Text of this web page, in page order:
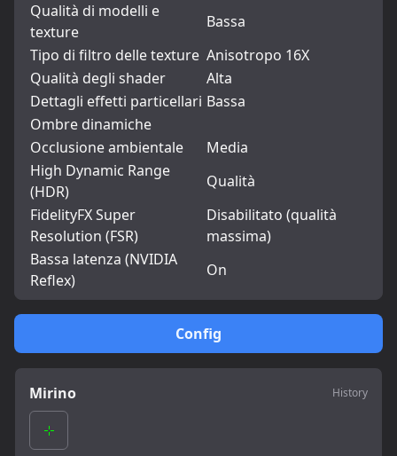
Config
Mirino History
Qualità di modelli e
texture
Bassa
Tipo di filtro delle texture Anisotropo 16X
Qualità degli shader
Alta
Dettagli effetti particellari Bassa
Ombre dinamiche
Occlusione ambientale
Media
High Dynamic Range
(HDR)
Qualità
FidelityFX Super
Resolution (FSR)
Disabilitato (qualità
massima)
Bassa latenza (NVIDIA
Reflex)
On